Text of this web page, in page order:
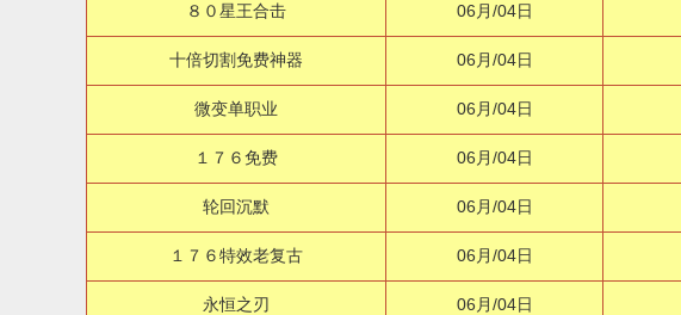
８０星王合击 06月/04日
十倍切割免费神器 06月/04日
微变单职业 06月/04日
１７６免费 06月/04日
轮回沉默 06月/04日
１７６特效老复古 06月/04日
永恒之刃 06月/04日